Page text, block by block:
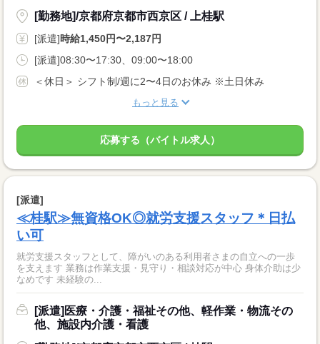
[勤務地]/京都府京都市西京区 / 上桂駅
[派遣]時給1,450円〜2,187円
[派遣]08:30〜17:30、09:00〜18:00
＜休日＞ シフト制/週に2〜4日のお休み ※土日休み
もっと見る
応募する（バイトル求人）
[派遣]
≪桂駅≫無資格OK◎就労支援スタッフ＊日払
い可
就労支援スタッフとして、障がいのある利用者さまの自立への一歩
を支えます 業務は作業支援・見守り・相談対応が中心 身体介助は少
なめです 未経験の...
[派遣]医療・介護・福祉その他、軽作業・物流その
他、施設内介護・看護